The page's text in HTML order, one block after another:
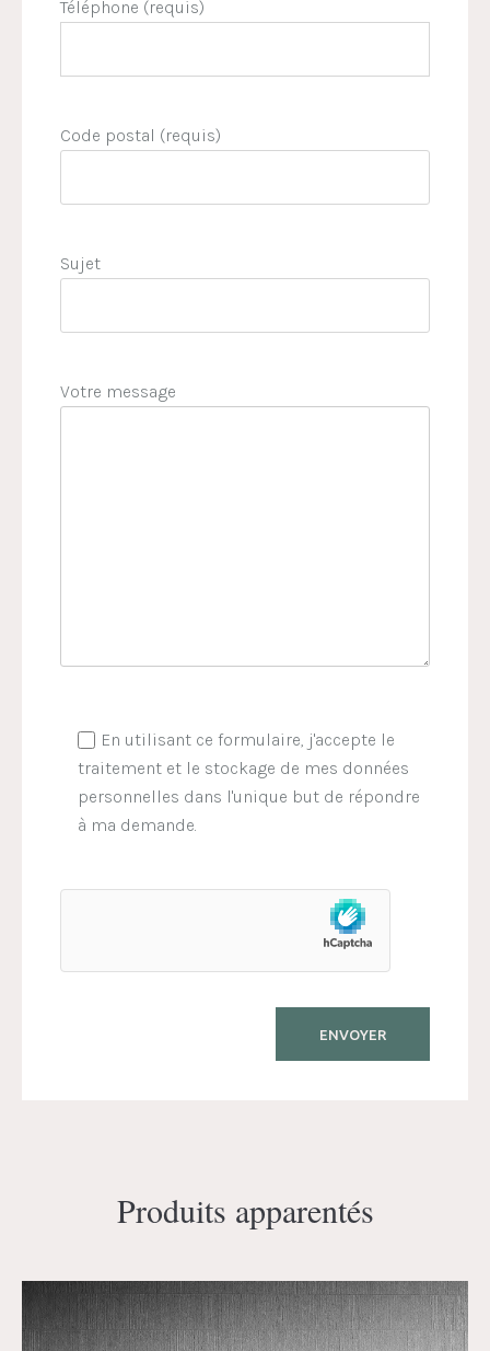
Téléphone (requis)
Code postal (requis)
Sujet
Votre message
En utilisant ce formulaire, j'accepte le
traitement et le stockage de mes données
personnelles dans l'unique but de répondre
à ma demande.
Produits apparentés